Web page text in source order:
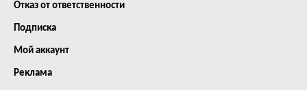
Отказ от ответственности
Подписка
Мой аккаунт
Реклама